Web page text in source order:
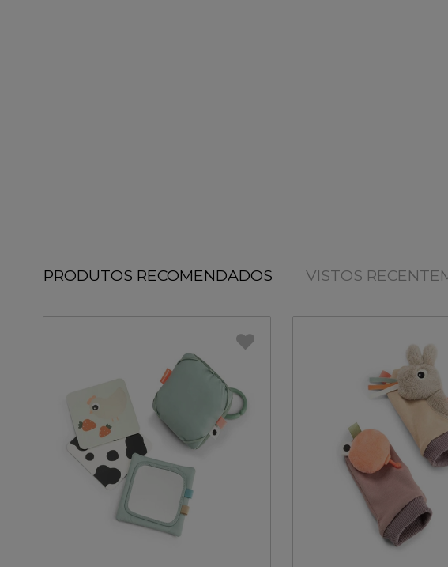
PRODUTOS RECOMENDADOS VISTOS